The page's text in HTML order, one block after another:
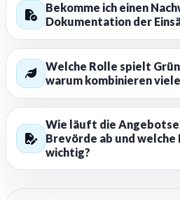
Bekomme ich einen
Dokumentation der
Welche Rolle spielt
warum kombinieren
Wie läuft die
Brevörde ab und welche
wichtig?